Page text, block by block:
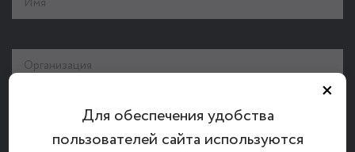
×
Для обеспечения удобства
пользователей сайта используются